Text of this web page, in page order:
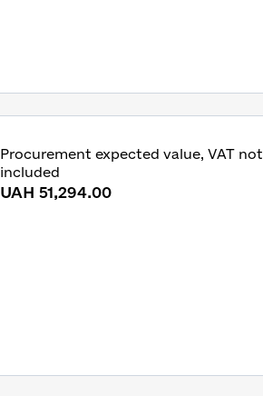
Procurement expected value, VAT not
included
UAH 51,294.00